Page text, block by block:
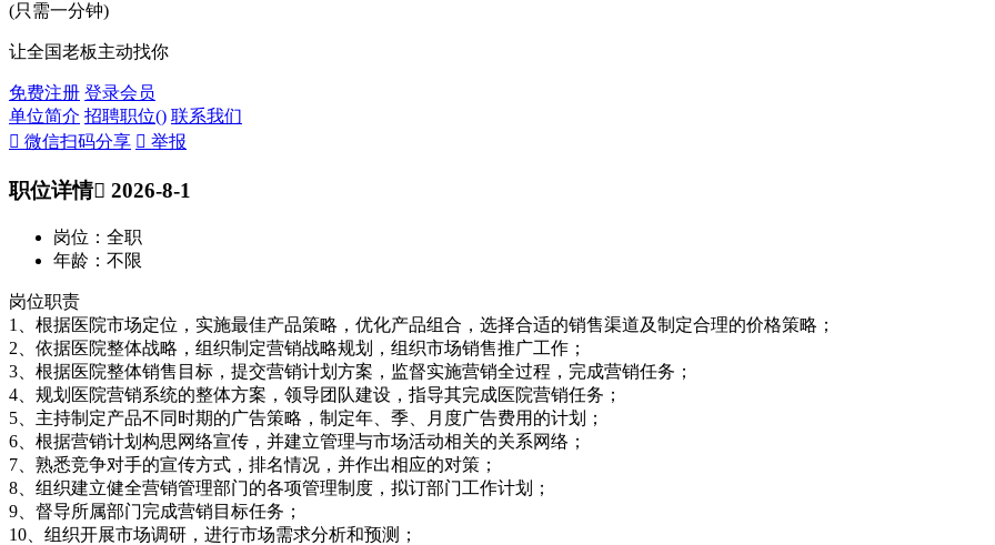
(只需一分钟)
让全国老板主动找你
免费注册 登录会员
单位简介 招聘职位() 联系我们
 微信扫码分享  举报
职位详情 2026-8-1
岗位：全职
年龄：不限
岗位职责
1、根据医院市场定位，实施最佳产品策略，优化产品组合，选择合适的销售渠道及制定合理的价格策略；
2、依据医院整体战略，组织制定营销战略规划，组织市场销售推广工作；
3、根据医院整体销售目标，提交营销计划方案，监督实施营销全过程，完成营销任务；
4、规划医院营销系统的整体方案，领导团队建设，指导其完成医院营销任务；
5、主持制定产品不同时期的广告策略，制定年、季、月度广告费用的计划；
6、根据营销计划构思网络宣传，并建立管理与市场活动相关的关系网络；
7、熟悉竞争对手的宣传方式，排名情况，并作出相应的对策；
8、组织建立健全营销管理部门的各项管理制度，拟订部门工作计划；
9、督导所属部门完成营销目标任务；
10、组织开展市场调研，进行市场需求分析和预测；